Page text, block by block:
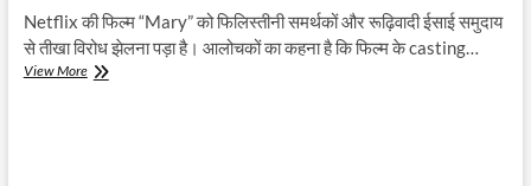
Netflix की फिल्म “Mary” को फिलिस्तीनी समर्थकों और रूढ़िवादी ईसाई समुदाय
से तीखा विरोध झेलना पड़ा है। आलोचकों का कहना है कि फिल्म के casting…
View MoreMary